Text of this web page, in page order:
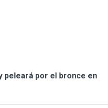
peleará por el bronce en